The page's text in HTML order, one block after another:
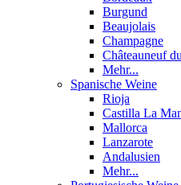
Burgund
Beaujolais
Champagne
Châteauneuf
Mehr...
Spanische Weine
Rioja
Castilla La
Mallorca
Lanzarote
Andalusien
Mehr...